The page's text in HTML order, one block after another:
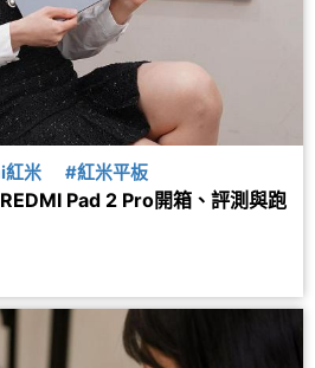
紅米 #紅米平板
Pad 2 Pro開箱、評測與跑